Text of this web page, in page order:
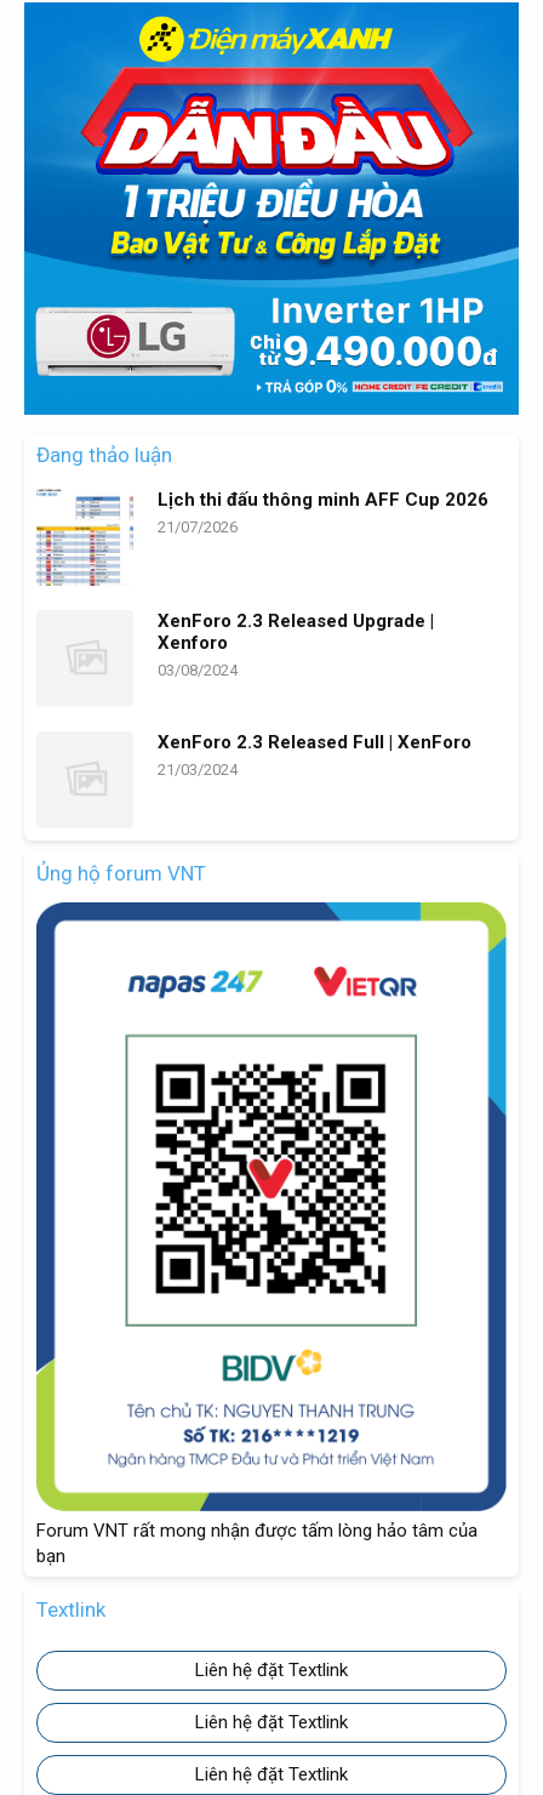
Đang thảo luận
Lịch thi đấu thông minh AFF Cup 2026
21/07/2026
XenForo 2.3 Released Upgrade |
Xenforo
03/08/2024
XenForo 2.3 Released Full | XenForo
21/03/2024
Ủng hộ forum VNT
Forum VNT rất mong nhận được tấm lòng hảo tâm của
bạn
Textlink
Liên hệ đặt Textlink
Liên hệ đặt Textlink
Liên hệ đặt Textlink